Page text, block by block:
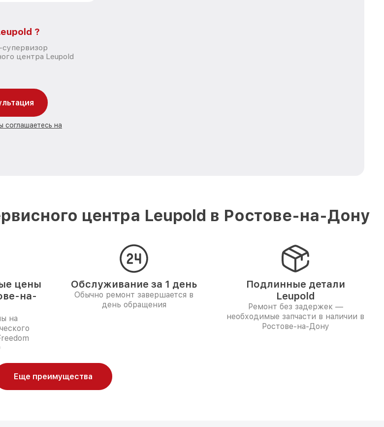
?
центра Leupold
соглашаетесь на
центра Leupold в Ростове-на-Дону
цены
на-
на
Обслуживание за 1 день
Обычно ремонт завершается в
день обращения
Подлинные детали
Leupold
Ремонт без задержек —
необходимые запчасти в наличии в
Ростове-на-Дону
Еще преимущества